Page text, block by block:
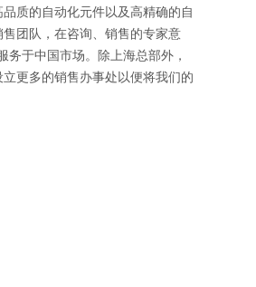
质的自动化元件以及高精确的自
团队，在咨询、销售的专家意
于中国市场。除上海总部外，
更多的销售办事处以便将我们的